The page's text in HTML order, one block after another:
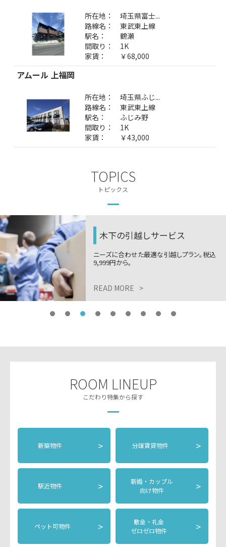
所在地：
埼玉県富士...
路線名：
東武東上線
駅名：
鶴瀬
間取り：
1K
家賃：
￥68,000
アムール 上福岡
所在地：
埼玉県ふじ...
路線名：
東武東上線
駅名：
ふじみ野
間取り：
1K
家賃：
￥43,000
TOPICS
トピックス
木下の引越しサービス
ニーズに合わせた最適な引越しプラン。税込
9,999円から。
READ MORE >
ROOM LINEUP
こだわり特集から探す
新築物件 > 分譲賃貸物件 >
駅近物件 >
新婚・カップル
向け物件
>
ペット可物件 >
敷金・礼金
ゼロゼロ物件
>